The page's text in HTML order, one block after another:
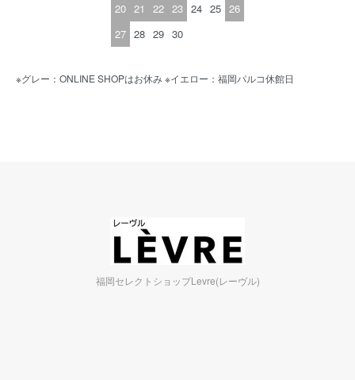
20 21 22 23 24 25 26
27 28 29 30
※グレー：ONLINE SHOPはお休み ※イエロー：福岡パルコ休館日
福岡セレクトショップLevre(レーヴル)